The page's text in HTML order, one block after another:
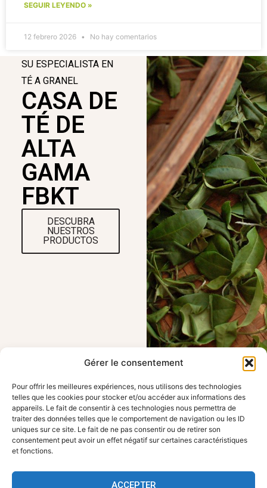
Gérer le consentement
Pour offrir les meilleures expériences, nous utilisons des technologies
telles que les cookies pour stocker et/ou accéder aux informations des
appareils. Le fait de consentir à ces technologies nous permettra de
traiter des données telles que le comportement de navigation ou les ID
uniques sur ce site. Le fait de ne pas consentir ou de retirer son
consentement peut avoir un effet négatif sur certaines caractéristiques
et fonctions.
ACCEPTER
SEGUIR LEYENDO »
12 febrero 2026 No hay comentarios
SU ESPECIALISTA EN
TÉ A GRANEL
CASA DE
TÉ DE
ALTA
GAMA
FBKT
DESCUBRA
NUESTROS
PRODUCTOS
VISÍTENOS
FBKT - 354 route
de Roanne, 42155
Pouily les Nonains
ENLACES
ÚTILES
Inicio
Trabajar con FBKT